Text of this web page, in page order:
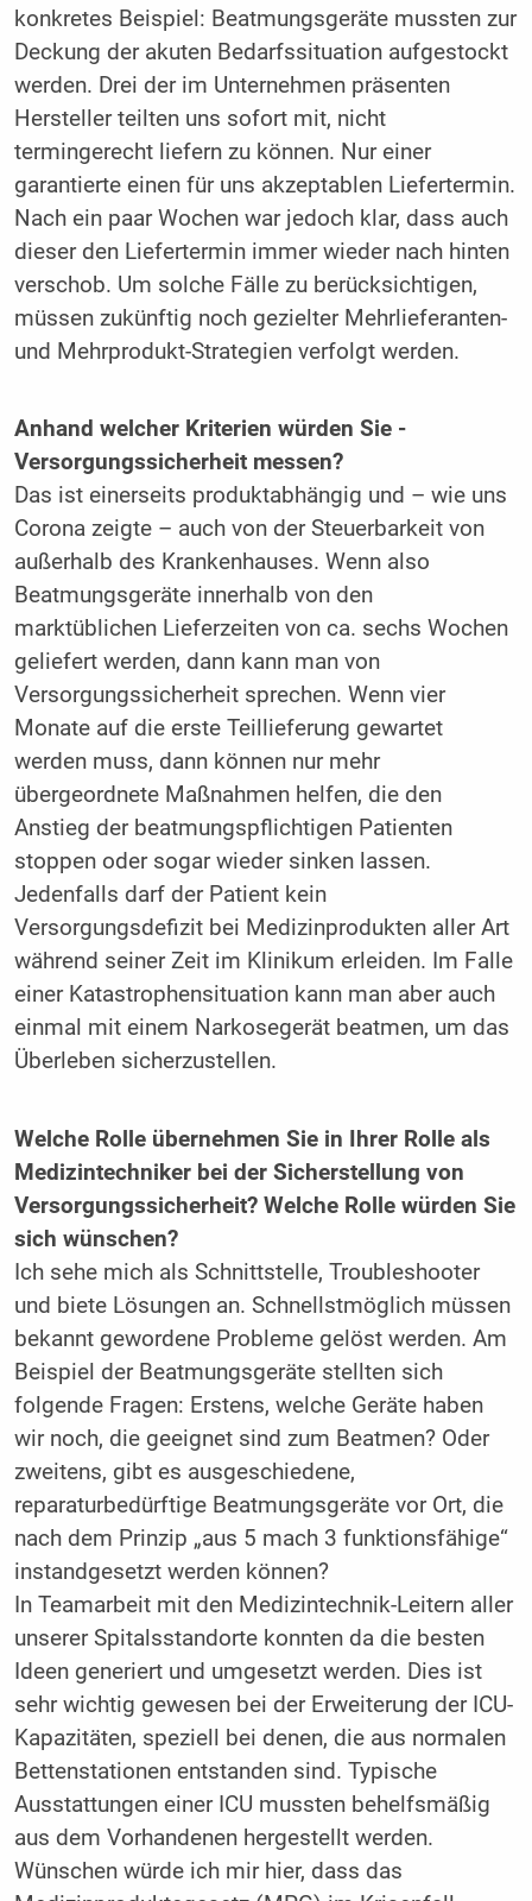
konkretes Beispiel: Beatmungsgeräte mussten zur
Deckung der akuten Bedarfssituation aufgestockt
werden. Drei der im Unternehmen präsenten
Hersteller teilten uns sofort mit, nicht
termingerecht liefern zu können. Nur einer
garantierte einen für uns akzeptablen Liefertermin.
Nach ein paar Wochen war jedoch klar, dass auch
dieser den Liefertermin immer wieder nach hinten
verschob. Um solche Fälle zu berücksichtigen,
müssen zukünftig noch gezielter Mehrlieferanten-
und Mehrprodukt-Strategien verfolgt werden.
Anhand welcher Kriterien würden Sie ­
Versorgungssicherheit messen?
Das ist einerseits produktabhängig und – wie uns
Corona zeigte – auch von der Steuerbarkeit von
außerhalb des Krankenhauses. Wenn also
Beatmungsgeräte innerhalb von den
marktüblichen Lieferzeiten von ca. sechs Wochen
geliefert werden, dann kann man von
Versorgungssicherheit sprechen. Wenn vier
Monate auf die erste Teillieferung gewartet
werden muss, dann können nur mehr
übergeordnete Maßnahmen helfen, die den
Anstieg der beatmungspflichtigen Patienten
stoppen oder sogar wieder sinken lassen.
Jedenfalls darf der Patient kein
Versorgungsdefizit bei Medizinprodukten aller Art
während seiner Zeit im Klinikum erleiden. Im Falle
einer Katastrophensituation kann man aber auch
einmal mit einem Narkosegerät beatmen, um das
Überleben sicherzustellen.
Welche Rolle übernehmen Sie in Ihrer Rolle als
Medizintechniker bei der Sicherstellung von
Versorgungssicherheit? Welche Rolle würden Sie
sich wünschen?
Ich sehe mich als Schnittstelle, Troubleshooter
und biete Lösungen an. Schnellstmöglich müssen
bekannt gewordene Probleme gelöst werden. Am
Beispiel der Beatmungsgeräte stellten sich
folgende Fragen: Erstens, welche Geräte haben
wir noch, die geeignet sind zum Beatmen? Oder
zweitens, gibt es ausgeschiedene,
reparaturbedürftige Beatmungsgeräte vor Ort, die
nach dem Prinzip „aus 5 mach 3 funktionsfähige“
instandgesetzt werden können?
In Teamarbeit mit den Medizintechnik-Leitern aller
unserer Spitalsstandorte konnten da die besten
Ideen generiert und umgesetzt werden. Dies ist
sehr wichtig gewesen bei der Erweiterung der ICU-
Kapazitäten, speziell bei denen, die aus normalen
Bettenstationen entstanden sind. Typische
Ausstattungen einer ICU mussten behelfsmäßig
aus dem Vorhandenen hergestellt werden.
Wünschen würde ich mir hier, dass das